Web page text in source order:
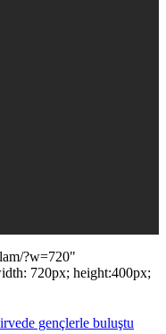
?w=720"
gençlerle buluştu